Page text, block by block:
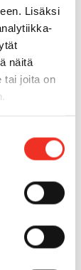
Lisäksi
näitä
tai joita on